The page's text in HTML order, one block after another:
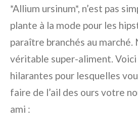
*Allium ursinum*, n’est pas
plante à la mode pour les
paraître branchés au marché.
véritable super-aliment.
hilarantes pour lesquelles
faire de l’ail des ours votre
ami :